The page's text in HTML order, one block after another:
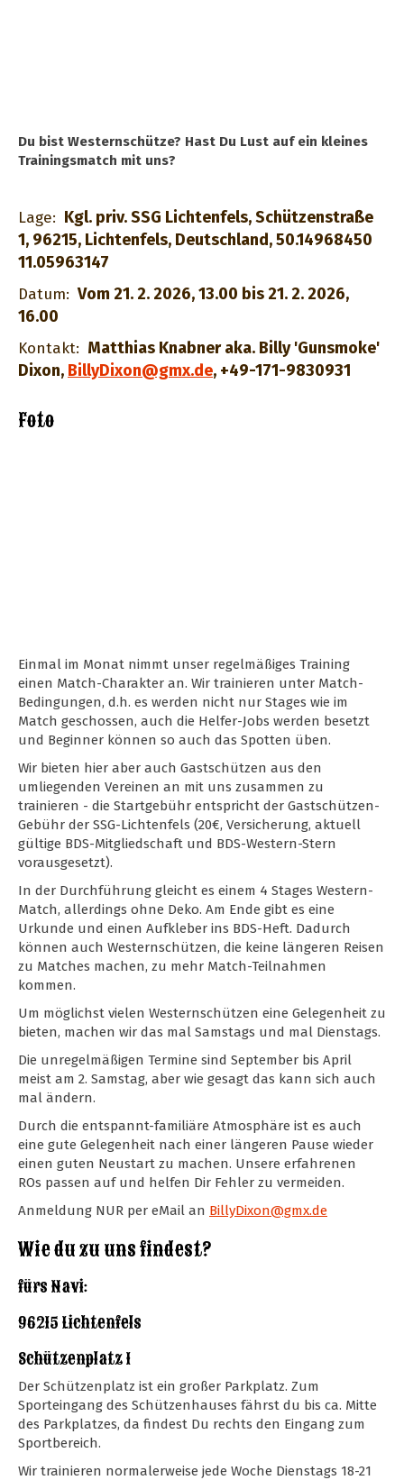
Du bist Westernschütze? Hast Du Lust auf ein kleines
Trainingsmatch mit uns?
Lage: Kgl. priv. SSG Lichtenfels, Schützenstraße
1, 96215, Lichtenfels, Deutschland, 50.14968450
11.05963147
Datum: Vom 21. 2. 2026, 13.00 bis 21. 2. 2026,
16.00
Kontakt: Matthias Knabner aka. Billy 'Gunsmoke'
Dixon, BillyDixon@gmx.de, +49-171-9830931
Foto
Einmal im Monat nimmt unser regelmäßiges Training
einen Match-Charakter an. Wir trainieren unter Match-
Bedingungen, d.h. es werden nicht nur Stages wie im
Match geschossen, auch die Helfer-Jobs werden besetzt
und Beginner können so auch das Spotten üben.
Wir bieten hier aber auch Gastschützen aus den
umliegenden Vereinen an mit uns zusammen zu
trainieren - die Startgebühr entspricht der Gastschützen-
Gebühr der SSG-Lichtenfels (20€, Versicherung, aktuell
gültige BDS-Mitgliedschaft und BDS-Western-Stern
vorausgesetzt).
In der Durchführung gleicht es einem 4 Stages Western-
Match, allerdings ohne Deko. Am Ende gibt es eine
Urkunde und einen Aufkleber ins BDS-Heft. Dadurch
können auch Westernschützen, die keine längeren Reisen
zu Matches machen, zu mehr Match-Teilnahmen
kommen.
Um möglichst vielen Westernschützen eine Gelegenheit zu
bieten, machen wir das mal Samstags und mal Dienstags.
Die unregelmäßigen Termine sind September bis April
meist am 2. Samstag, aber wie gesagt das kann sich auch
mal ändern.
Durch die entspannt-familiäre Atmosphäre ist es auch
eine gute Gelegenheit nach einer längeren Pause wieder
einen guten Neustart zu machen. Unsere erfahrenen
ROs passen auf und helfen Dir Fehler zu vermeiden.
Anmeldung NUR per eMail an BillyDixon@gmx.de
Wie du zu uns findest?
fürs Navi:
96215 Lichtenfels
Schützenplatz 1
Der Schützenplatz ist ein großer Parkplatz. Zum
Sporteingang des Schützenhauses fährst du bis ca. Mitte
des Parkplatzes, da findest Du rechts den Eingang zum
Sportbereich.
Wir trainieren normalerweise jede Woche Dienstags 18-21